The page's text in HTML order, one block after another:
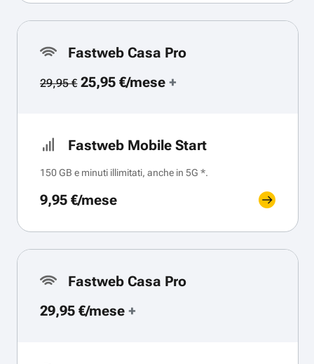
Fastweb Casa Pro
29,95 €25,95 €/mese+
Fastweb Mobile Start
150 GB e minuti illimitati, anche in 5G *.
9,95 €/mese
Fastweb Casa Pro
29,95 €/mese +